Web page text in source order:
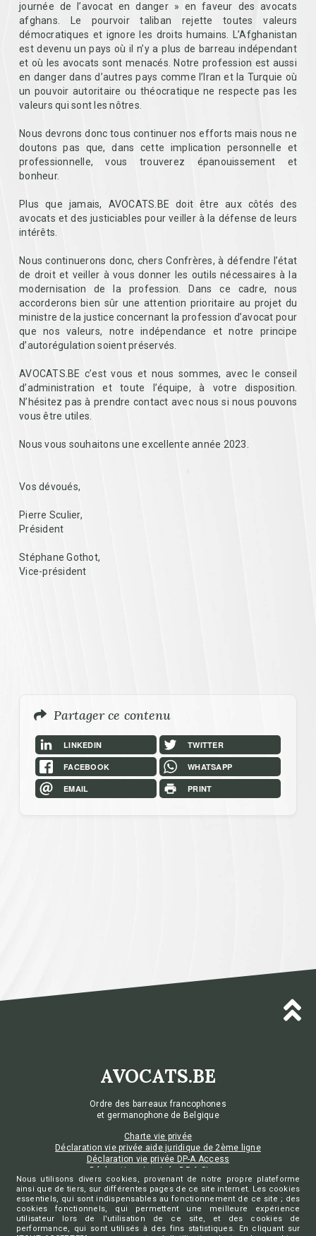
Partager ce contenu
LINKEDIN TWITTER
FACEBOOK WHATSAPP
EMAIL PRINT
journée de l’avocat en danger » en faveur des avocats
afghans. Le pourvoir taliban rejette toutes valeurs
démocratiques et ignore les droits humains. L’Afghanistan
est devenu un pays où il n’y a plus de barreau indépendant
et où les avocats sont menacés. Notre profession est aussi
en danger dans d’autres pays comme l’Iran et la Turquie où
un pouvoir autoritaire ou théocratique ne respecte pas les
valeurs qui sont les nôtres.
Nous devrons donc tous continuer nos efforts mais nous ne
doutons pas que, dans cette implication personnelle et
professionnelle, vous trouverez épanouissement et
bonheur.
Plus que jamais, AVOCATS.BE doit être aux côtés des
avocats et des justiciables pour veiller à la défense de leurs
intérêts.
Nous continuerons donc, chers Confrères, à défendre l’état
de droit et veiller à vous donner les outils nécessaires à la
modernisation de la profession. Dans ce cadre, nous
accorderons bien sûr une attention prioritaire au projet du
ministre de la justice concernant la profession d’avocat pour
que nos valeurs, notre indépendance et notre principe
d’autorégulation soient préservés.
AVOCATS.BE c’est vous et nous sommes, avec le conseil
d’administration et toute l’équipe, à votre disposition.
N’hésitez pas à prendre contact avec nous si nous pouvons
vous être utiles.
Nous vous souhaitons une excellente année 2023.
Vos dévoués,
Pierre Sculier,
Président
Stéphane Gothot,
Vice-président
AVOCATS.BE
Ordre des barreaux francophones
et germanophone de Belgique
Charte vie privée
Déclaration vie privée aide juridique de 2ème ligne
Déclaration vie privée DP-A Access
Déclaration vie privée DP-A Sign
Préférences de cookies
Nous utilisons divers cookies, provenant de notre propre plateforme
ainsi que de tiers, sur différentes pages de ce site internet. Les cookies
essentiels, qui sont indispensables au fonctionnement de ce site ; des
cookies fonctionnels, qui permettent une meilleure expérience
utilisateur lors de l'utilisation de ce site, et des cookies de
performance, qui sont utilisés à des fins statistiques. En cliquant sur